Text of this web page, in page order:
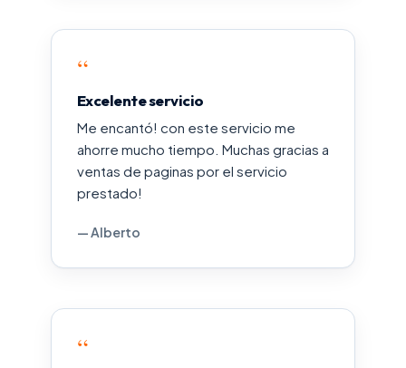
“
Excelente servicio
Me encantó! con este servicio me
ahorre mucho tiempo. Muchas gracias a
ventas de paginas por el servicio
prestado!
— Alberto
“